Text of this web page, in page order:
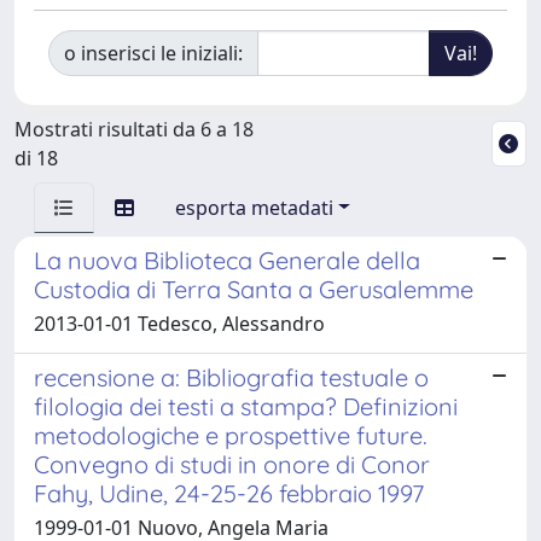
o inserisci le iniziali:
Mostrati risultati da 6 a 18
di 18
esporta metadati
La nuova Biblioteca Generale della
Custodia di Terra Santa a Gerusalemme
2013-01-01 Tedesco, Alessandro
recensione a: Bibliografia testuale o
filologia dei testi a stampa? Definizioni
metodologiche e prospettive future.
Convegno di studi in onore di Conor
Fahy, Udine, 24-25-26 febbraio 1997
1999-01-01 Nuovo, Angela Maria